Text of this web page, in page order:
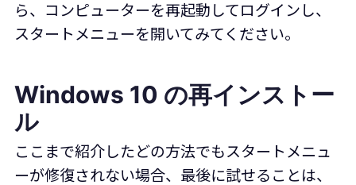
ら、コンピューターを再起動してログインし、
スタートメニューを開いてみてください。
Windows 10 の再インストー
ル
ここまで紹介したどの方法でもスタートメニュ
ーが修復されない場合、最後に試せることは、